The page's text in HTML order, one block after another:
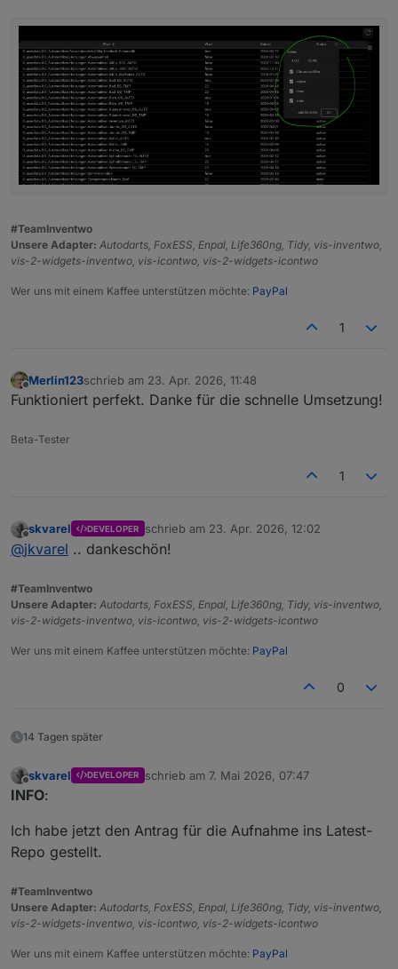
#TeamInventwo
Unsere Adapter: Autodarts, FoxESS, Enpal, Life360ng, Tidy, vis-inventwo,
vis-2-widgets-inventwo, vis-icontwo, vis-2-widgets-icontwo
Wer uns mit einem Kaffee unterstützen möchte: PayPal
1
Offline
Merlin123schrieb am 23. Apr. 2026, 11:48
zuletzt editiert von
Funktioniert perfekt. Danke für die schnelle Umsetzung!
Beta-Tester
1
Offline
skvarel DEVELOPER schrieb am 23. Apr. 2026, 12:02
zuletzt editiert von
@jkvarel .. dankeschön!
#TeamInventwo
Unsere Adapter: Autodarts, FoxESS, Enpal, Life360ng, Tidy, vis-inventwo,
vis-2-widgets-inventwo, vis-icontwo, vis-2-widgets-icontwo
Wer uns mit einem Kaffee unterstützen möchte: PayPal
0
14 Tagen später
Offline
skvarel DEVELOPER schrieb am 7. Mai 2026, 07:47
zuletzt editiert von
INFO:
Ich habe jetzt den Antrag für die Aufnahme ins Latest-
Repo gestellt.
#TeamInventwo
Unsere Adapter: Autodarts, FoxESS, Enpal, Life360ng, Tidy, vis-inventwo,
vis-2-widgets-inventwo, vis-icontwo, vis-2-widgets-icontwo
Wer uns mit einem Kaffee unterstützen möchte: PayPal